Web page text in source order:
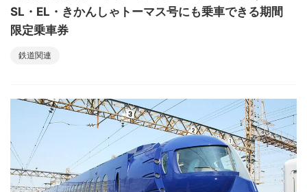
SL・EL・きかんしゃトーマス号にも乗車できる期間
限定乗車券
鉄道関連